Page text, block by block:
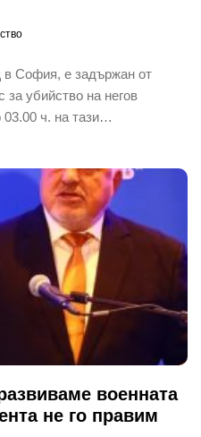
в София, е задържан от
убийство на негов
ч. на тази…
военната
не го правим